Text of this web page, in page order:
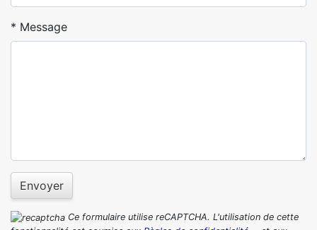
Message
Envoyer
Ce formulaire utilise reCAPTCHA. L'utilisation de cette